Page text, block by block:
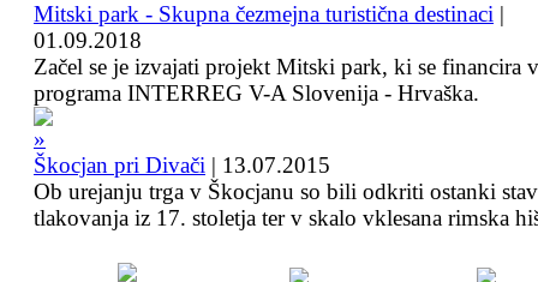
Mitski park - Skupna čezmejna turistična destinaci |
01.09.2018
Začel se je izvajati projekt Mitski park, ki se financira
programa INTERREG V-A Slovenija - Hrvaška.
Škocjan pri Divači | 13.07.2015
Ob urejanju trga v Škocjanu so bili odkriti ostanki
tlakovanja iz 17. stoletja ter v skalo vklesana rimska